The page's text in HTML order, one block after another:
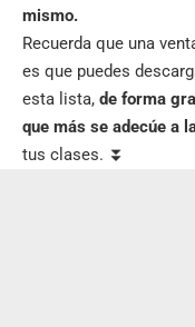
mismo.
Recuerda que una
es que puedes
esta lista, de forma
que más se adecúe a
tus clases. ⏬